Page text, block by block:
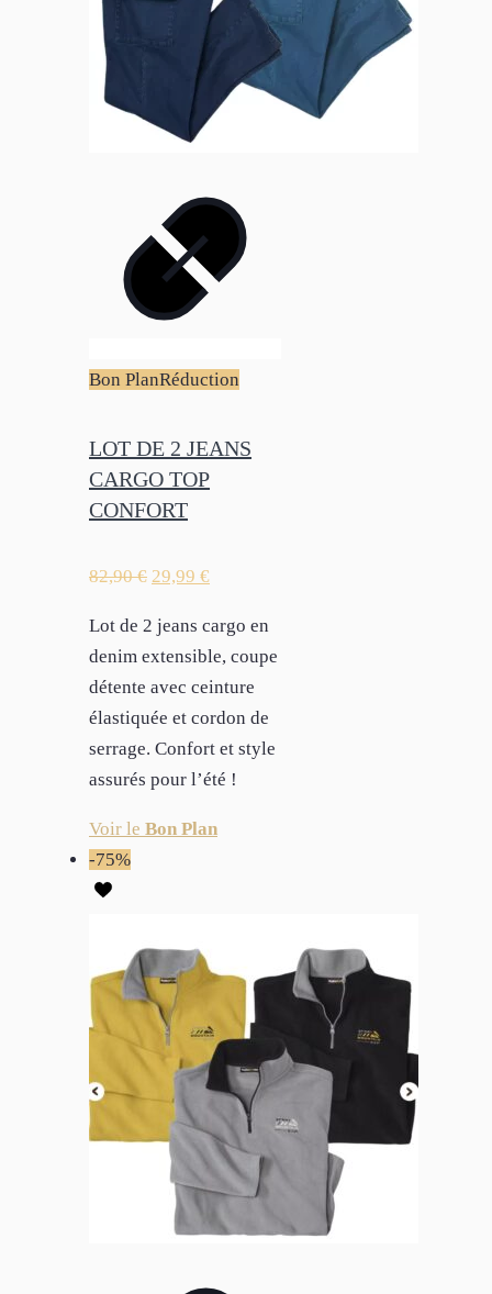
Bon PlanRéduction
LOT DE 2 JEANS
CARGO TOP
CONFORT
82,90€ 29,99 €
Lot de 2 jeans cargo en
denim extensible, coupe
détente avec ceinture
élastiquée et cordon de
serrage. Confort et style
assurés pour l’été !
Voir le Bon Plan
-75%